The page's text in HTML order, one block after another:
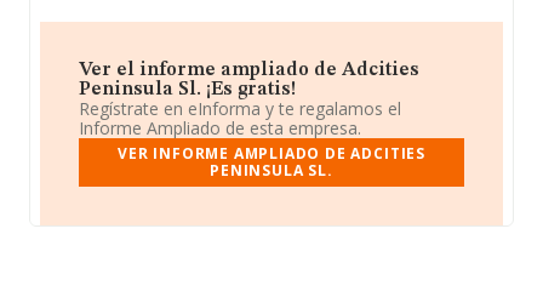
Ver el informe ampliado de Adcities
Peninsula Sl. ¡Es gratis!
Regístrate en eInforma y te regalamos el
Informe Ampliado de esta empresa.
VER INFORME AMPLIADO DE ADCITIES
PENINSULA SL.